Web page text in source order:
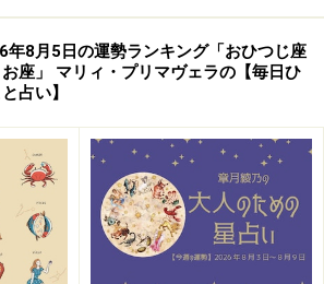
ものです。最新の内容をご確認くださ
入サイト】
で占い関連の商品をチェック！
年8月5日の運勢ランキング「おひつじ座
お座」 マリィ・プリマヴェラの【毎日ひ
占い】